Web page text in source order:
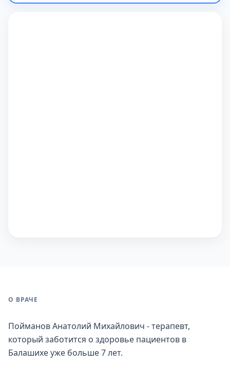
О ВРАЧЕ
Пойманов Анатолий Михайлович - терапевт,
который заботится о здоровье пациентов в
Балашихе уже больше 7 лет.